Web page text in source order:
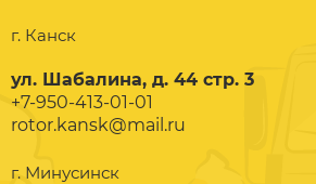
г. Канск
ул. Шабалина, д. 44 стр. 3
+7-950-413-01-01
rotor.kansk@mail.ru
г. Минусинск